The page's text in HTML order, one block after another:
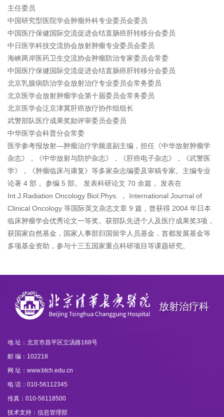
主任委员
中国研究型医院学会肿瘤外科专业委员会委员
中国医疗保健国际交流促进会结直肠癌肝转移分会委员
中日医学科技交流协会放射肿瘤专业委员会委员
海峡两岸医药卫生交流协会肿瘤防治专家委员会常委
中国医疗保健国际交流促进会结直肠癌肝转移分会委员
北京乳腺病防治学会放射治疗专业委员会常务委员
北京医学会放射肿瘤学会第十届委员会常务委员
北京医学会泛京津冀肝癌放疗协作组组长
武警部队医疗成果奖励评审委员会委员
中华医学会科普分会常委
医学参考报放射—肿瘤治疗学频道副主编，担任《中华放射肿瘤学
杂志》，《中华放射与防护杂志》，《肝癌电子杂志》，《武警医
学》，《肿瘤临床与康复》等多家杂志编委及审稿专家。主编专业
论著 4 部， 参编 5 部。 发表科研论文 70 余篇， 发表在
Int.J.Radiation Oncology Biol.Phys. ， International Journal of
Clinical Oncology 等国际英文杂志文章 9 篇，曾获得 2004 年日本
临床肿瘤学会优秀论文一等奖。获部队先进个人及医疗成果奖3项，
获国家自然基金，国家人事部归国留学人员基金，首都发展基金等
多项基金资助，参与十三五国家重点科研项目等课题研究。
放射治疗科
地 址：北京市昌平区立汤路168号
邮 编：102218
网 址：www.btch.edu.cn
电 话：010-56112345
传真：010-56118500
技术支持：信息管理部